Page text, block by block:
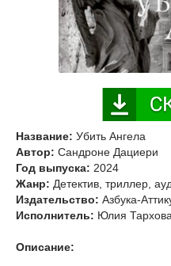
Название: Убить Ангела
Автор: Сандроне Дациери
Год выпуска: 2024
Жанр: Детектив, триллер,
Издательство: Азбука-
Исполнитель: Юлия
Описание: